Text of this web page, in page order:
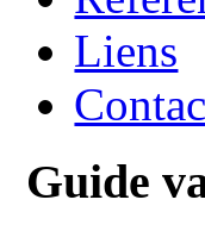
Liens
Guide